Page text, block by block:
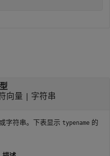
向量 | 字符串
字符串。下表显示 typename 的